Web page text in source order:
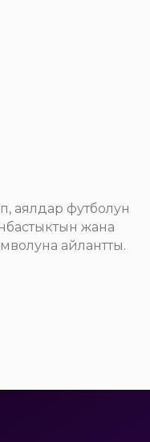
аялдар футболун
жана
айлантты.